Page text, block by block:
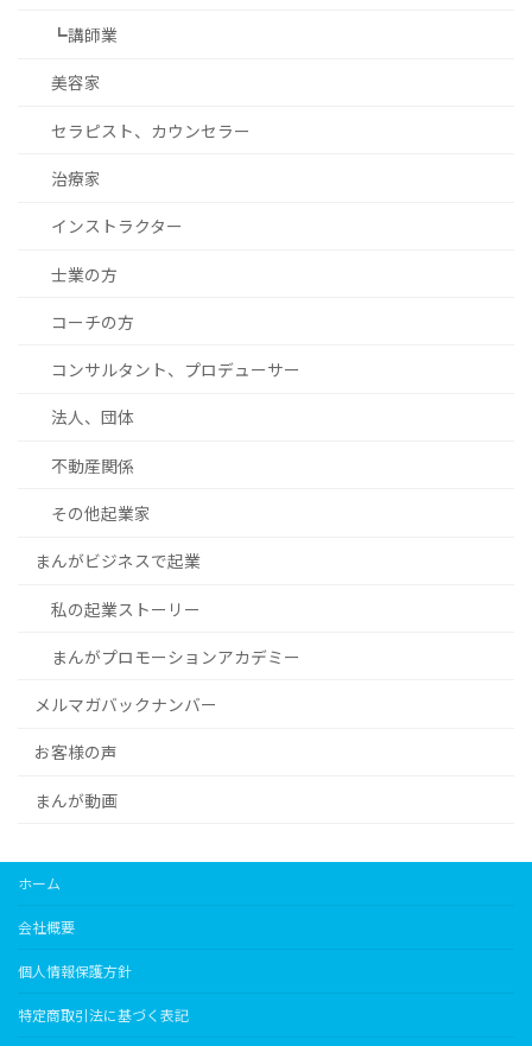
┗講師業
美容家
セラピスト、カウンセラー
治療家
インストラクター
士業の方
コーチの方
コンサルタント、プロデューサー
法人、団体
不動産関係
その他起業家
まんがビジネスで起業
私の起業ストーリー
まんがプロモーションアカデミー
メルマガバックナンバー
お客様の声
まんが動画
ホーム
会社概要
個人情報保護方針
特定商取引法に基づく表記